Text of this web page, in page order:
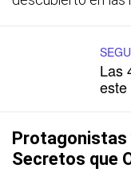
Las
Protagonistas
Secretos que